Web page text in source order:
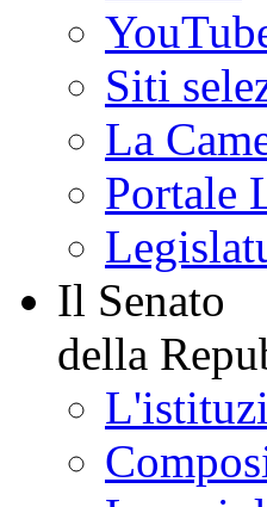
Siti
La
Portale
Il Senato
della